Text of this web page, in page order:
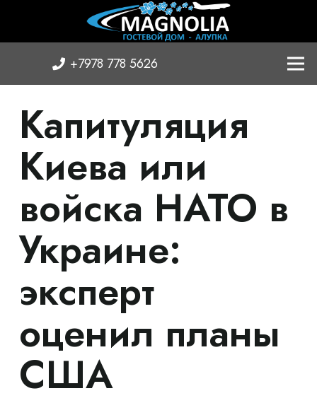
+7978 778 5626
Капитуляция
Киева или
войска НАТО в
Украине:
эксперт
оценил планы
США